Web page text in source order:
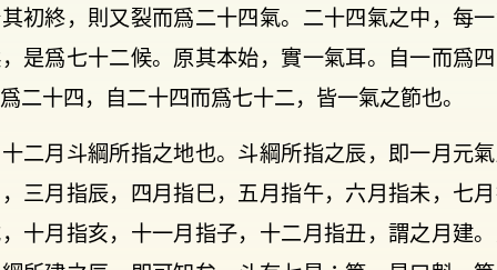
初終，則又裂而爲二十四氣。二十四氣之中，每
是爲七十二候。原其本始，實一氣耳。自一而爲
二十四，自二十四而爲七十二，皆一氣之節也。
二月斗綱所指之地也。斗綱所指之辰，即一月元
三月指辰，四月指巳，五月指午，六月指未，七
十月指亥，十一月指子，十二月指丑，謂之月建